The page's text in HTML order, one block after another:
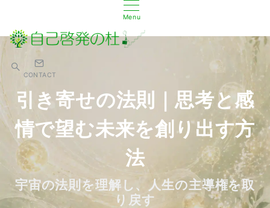
Menu
CONTACT
引き寄せの法則｜思考と感
情で望む未来を創り出す方
法
宇宙の法則を理解し、人生の主導権を取
り戻す